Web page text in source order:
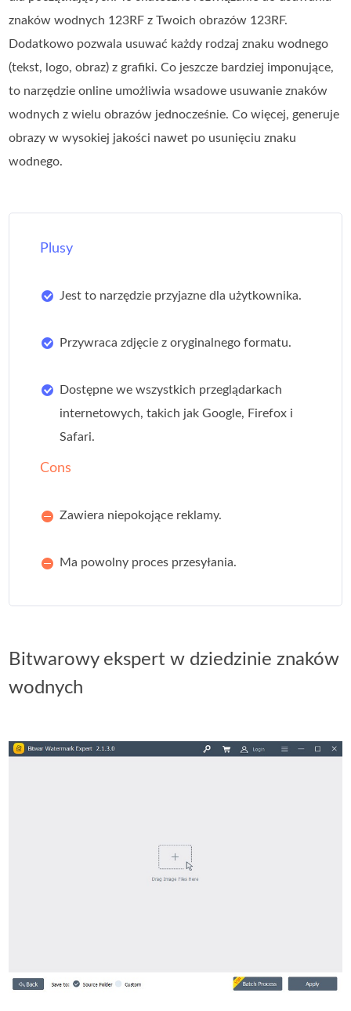
znaków wodnych 123RF z Twoich obrazów 123RF.
Dodatkowo pozwala usuwać każdy rodzaj znaku wodnego
(tekst, logo, obraz) z grafiki. Co jeszcze bardziej imponujące,
to narzędzie online umożliwia wsadowe usuwanie znaków
wodnych z wielu obrazów jednocześnie. Co więcej, generuje
obrazy w wysokiej jakości nawet po usunięciu znaku
wodnego.
Plusy
Jest to narzędzie przyjazne dla użytkownika.
Przywraca zdjęcie z oryginalnego formatu.
Dostępne we wszystkich przeglądarkach
internetowych, takich jak Google, Firefox i
Safari.
Cons
Zawiera niepokojące reklamy.
Ma powolny proces przesyłania.
Bitwarowy ekspert w dziedzinie znaków
wodnych